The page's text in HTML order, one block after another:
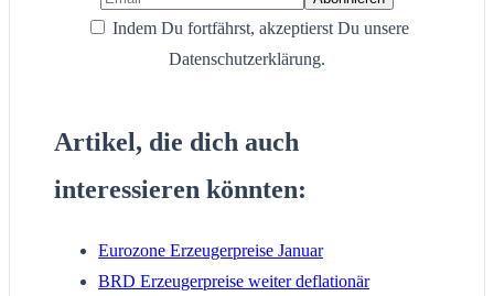
Indem Du fortfährst, akzeptierst Du unsere
Datenschutzerklärung.
Artikel, die dich auch
interessieren könnten:
Eurozone Erzeugerpreise Januar
BRD Erzeugerpreise weiter deflationär